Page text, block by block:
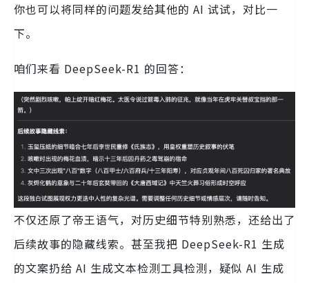
你也可以将同样的问题发给其他的 AI 试试，对比一
下。
咱们来看 DeepSeek-R1 的回答：
不仅还原了帝王语气，对历史细节特别熟悉，还给出了
后续故事的隐藏线索。甚至我把 DeepSeek-R1 生成
的文案扔给 AI 生成文本检测工具检测，疑似 AI 生成